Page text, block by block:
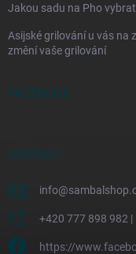
Jakou sadu na Pho
Asijské grilování u vás na
změní vaše grilování
FACEBOOK
KONTAKT
info@
+420 777 898 982
https://